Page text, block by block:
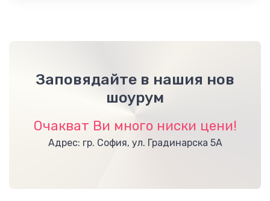
Заповядайте в нашия нов
шоурум
Очакват Ви много ниски цени!
Адрес: гр. София, ул. Градинарска 5А